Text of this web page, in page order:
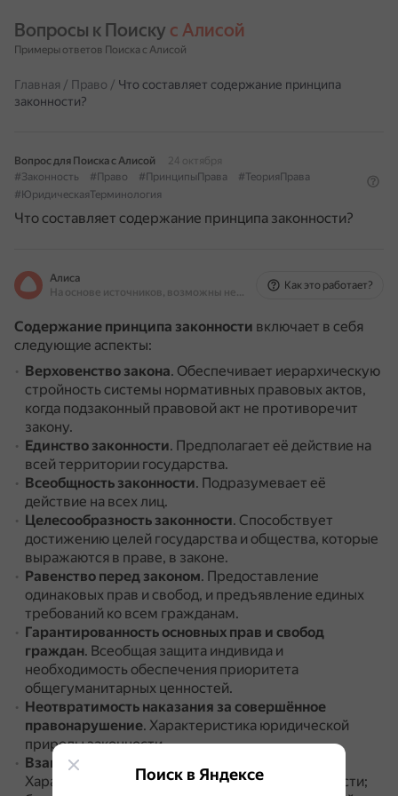
Вопросы к Поиску с Алисой
Примеры ответов Поиска с Алисой
Главная / Право / Что составляет содержание принципа
законности?
Вопрос для Поиска с Алисой
24 октября
#Законность
#Право #ПринципыПрава
#ТеорияПрава
#ЮридическаяТерминология
Что составляет содержание принципа законности?
Алиса
На основе источников, возможны неточности
Как это работает?
Содержание принципа законности включает в себя
следующие аспекты:
Верховенство закона. Обеспечивает иерархическую
стройность системы нормативных правовых актов,
когда подзаконный правовой акт не противоречит
закону.
Единство законности. Предполагает её действие на
всей территории государства.
Всеобщность законности. Подразумевает её
действие на всех лиц.
Целесообразность законности. Способствует
достижению целей государства и общества, которые
выражаются в праве, в законе.
Равенство перед законом. Предоставление
одинаковых прав и свобод, и предъявление единых
требований ко всем гражданам.
Гарантированность основных прав и свобод
граждан. Всеобщая защита индивида и
необходимость обеспечения приоритета
общегуманитарных ценностей.
Неотвратимость наказания за совершённое
правонарушение. Характеристика юридической
природы законности.
Взаимосвязь законности и культурности
Характеризует нравственную природу законности;
Поиск в Яндексе